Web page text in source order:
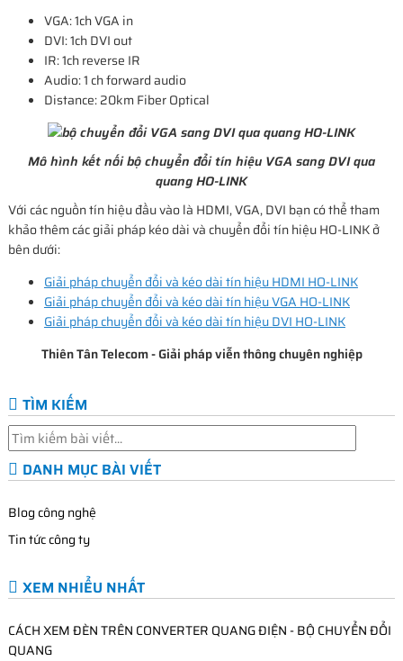
VGA: 1ch VGA in
DVI: 1ch DVI out
IR: 1ch reverse IR
Audio: 1 ch forward audio
Distance: 20km Fiber Optical
Mô hình kết nối bộ chuyển đổi tín hiệu VGA sang DVI qua
quang HO-LINK
Với các nguồn tín hiệu đầu vào là HDMI, VGA, DVI bạn có thể tham
khảo thêm các giải pháp kéo dài và chuyển đổi tín hiệu HO-LINK ở
bên dưới:
Giải pháp chuyển đổi và kéo dài tín hiệu HDMI HO-LINK
Giải pháp chuyển đổi và kéo dài tín hiệu VGA HO-LINK
Giải pháp chuyển đổi và kéo dài tín hiệu DVI HO-LINK
Thiên Tân Telecom - Giải pháp viễn thông chuyên nghiệp
TÌM KIẾM
DANH MỤC BÀI VIẾT
Blog công nghệ
Tin tức công ty
XEM NHIỂU NHẤT
CÁCH XEM ĐÈN TRÊN CONVERTER QUANG ĐIỆN - BỘ CHUYỂN ĐỔI
QUANG